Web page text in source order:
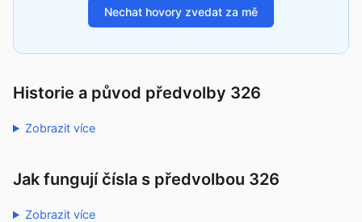
Nechat hovory zvedat za mě
Historie a původ předvolby 326
Zobrazit více
Jak fungují čísla s předvolbou 326
Zobrazit více